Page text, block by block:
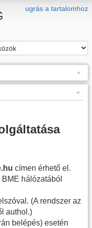
ugrás a tartalomhoz
címen érhető el.
hálózatából
(A rendszer az
authol.)
belépés) esetén